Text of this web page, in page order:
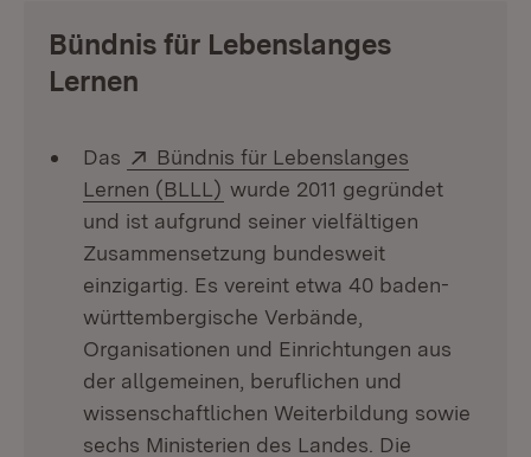
Bündnis für Lebenslanges
Lernen
Das Extern:
Bündnis für Lebenslanges
Lernen (BLLL) (Öffnet in neuem Fenster)
wurde 2011 gegründet
und ist aufgrund seiner vielfältigen
Zusammensetzung bundesweit
einzigartig. Es vereint etwa 40 baden-
württembergische Verbände,
Organisationen und Einrichtungen aus
der allgemeinen, beruflichen und
wissenschaftlichen Weiterbildung sowie
sechs Ministerien des Landes. Die